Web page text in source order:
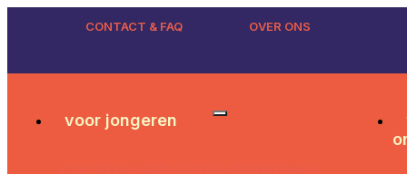
CONTACT & FAQ
OVER ONS
voor jongeren